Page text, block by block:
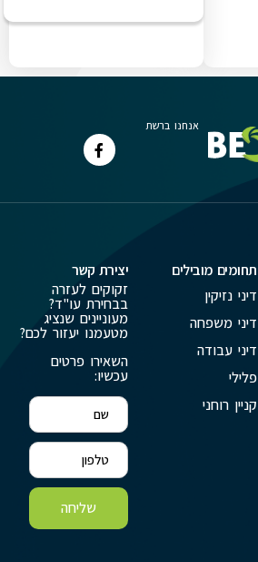
אנחנו ברשת
תחומים מובילים
דיני נזיקין
דיני משפחה
דיני עבודה
פלילי
קניין רוחני
יצירת קשר
זקוקים לעזרה
בבחירת עו"ד?
מעוניינים שנציג
מטעמנו יעזור לכם?
השאירו פרטים
עכשיו:
שליחה